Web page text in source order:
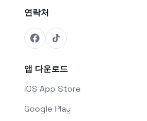
연락처
앱 다운로드
iOS App Store
Google Play